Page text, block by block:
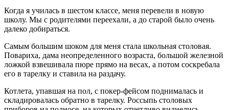
Когда я училась в шестом классе, меня перевели в новую
школу. Мы с родителями переехали, а до старой было очень
далеко добираться.
Самым большим шоком для меня стала школьная столовая.
Повариха, дама неопределенного возраста, большой железной
ложкой взвешивала пюре прямо на весах, а потом соскребала
его в тарелку и ставила на раздачу.
Котлета, упавшая на пол, с покер-фейсом поднималась и
складировалась обратно в тарелку. Россыпь столовых